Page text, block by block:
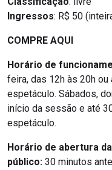
Ingressos: R$ 50
COMPRE AQUI
Horário de
feira, das 12h às 20h
espetáculo. Sábados,
início da sessão e até
espetáculo.
Horário de abertura
público: 30 minutos